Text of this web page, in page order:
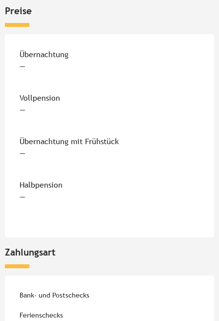
Preise
Übernachtung
—
Vollpension
—
Übernachtung mit Frühstück
—
Halbpension
—
Zahlungsart
Bank- und Postschecks
Ferienschecks